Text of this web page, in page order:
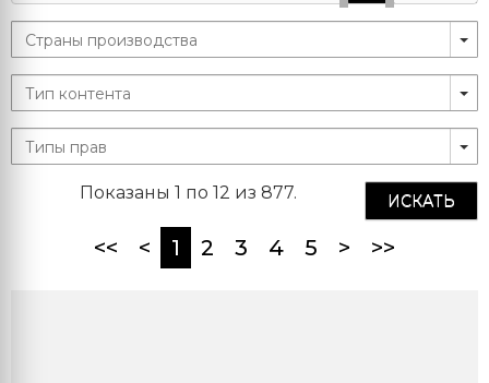
ИСКАТЬ
Показаны 1 по 12 из 877.
<< < 1 (current)
2 3 4 5 > >>